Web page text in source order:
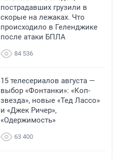
пострадавших грузили в
скорые на лежаках. Что
происходило в Геленджике
после атаки БПЛА
84 536
15 телесериалов августа —
выбор «Фонтанки»: «Коп-
звезда», новые «Тед Лассо»
и «Джек Ричер»,
«Одержимость»
63 400